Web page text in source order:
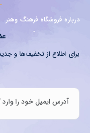
درباره فروشگاه فرهنگ وهنر
برای اطلاع از تخفیف‌ها و